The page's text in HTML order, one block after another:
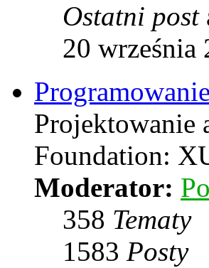
Ostatni post
20 września
Projektowanie
Foundation:
Moderator:
358 Tematy
1583 Posty